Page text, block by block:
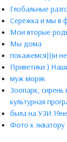
Глобальные
Серёжка и мы в
Мои вторые
Мы дома
покажемся)))и
Приветики:)
муж моряк
Зоопарк, сирень
культурная
была на
Фото к экватору